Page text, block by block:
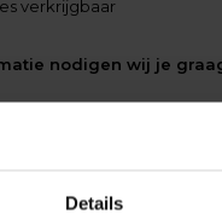
Details
verkrijgbaar
nodigen wij je
dit programma:
Wanddecoratie